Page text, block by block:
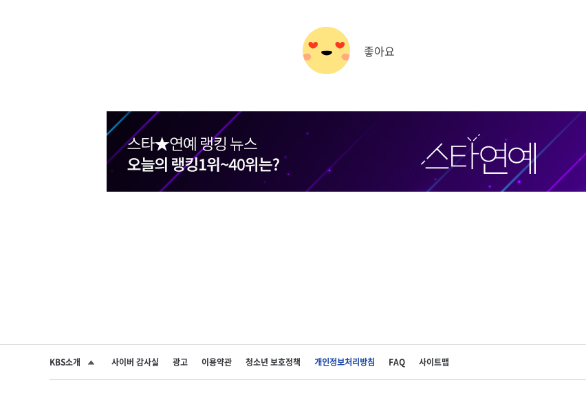
좋아요
KBS소개 사이버 감사실 광고 이용약관 청소년 보호정책 개인정보처리방침 FAQ 사이트맵